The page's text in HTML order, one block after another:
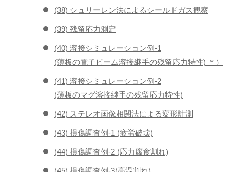
(38) シュリーレン法によるシールドガス観察
(39) 残留応力測定
(40) 溶接シミュレーション例-1
(薄板の電子ビーム溶接継手の残留応力特性) ＊）
(41) 溶接シミュレーション例-2
(薄板のマグ溶接継手の残留応力特性)
(42) ステレオ画像相関法による変形計測
(43) 損傷調査例-1 (疲労破壊)
(44) 損傷調査例-2 (応力腐食割れ)